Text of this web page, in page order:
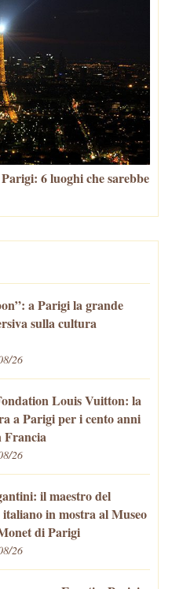
6 luoghi che sarebbe
a Parigi la grande
sulla cultura
26
Louis Vuitton: la
a Parigi per i cento anni
Francia
26
il maestro del
in mostra al Museo
di Parigi
26